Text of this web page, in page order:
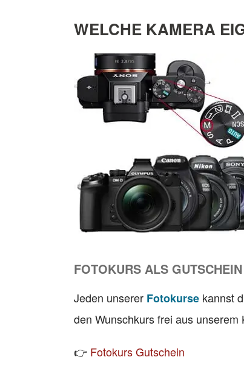
WELCHE KAMERA
FOTOKURS ALS
Jeden unserer Fotokurse kannst
den Wunschkurs frei aus
👉 Fotokurs Gutschein